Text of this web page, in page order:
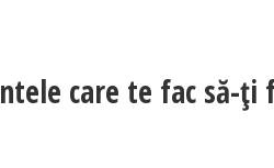
care te fac să-ţi